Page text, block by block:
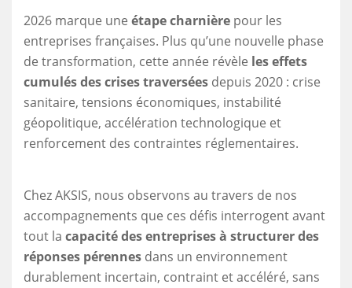
2026 marque une étape charnière pour les
entreprises françaises. Plus qu’une nouvelle phase
de transformation, cette année révèle les effets
cumulés des crises traversées depuis 2020 : crise
sanitaire, tensions économiques, instabilité
géopolitique, accélération technologique et
renforcement des contraintes réglementaires.
Chez AKSIS, nous observons au travers de nos
accompagnements que ces défis interrogent avant
tout la capacité des entreprises à structurer des
réponses pérennes dans un environnement
durablement incertain, contraint et accéléré, sans